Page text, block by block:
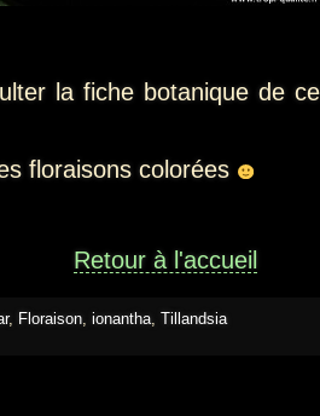
la fiche botanique de
floraisons colorées
Retour à l'accueil
, Floraison, ionantha, Tillandsia